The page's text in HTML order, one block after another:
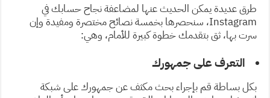
طرق عديدة يمكن الحديث عنها لمضاعفة نجاح حسابك في
Instagram، سنحصرها بخمسة نصائح مختصرة ومفيدة وإن
سرت بها، ثق بتقدمك خطوة كبيرة للأمام، وهي:
التعرف على جمهورك
بكل بساطة قم بإجراء بحث مكثف عن جمهورك على شبكة